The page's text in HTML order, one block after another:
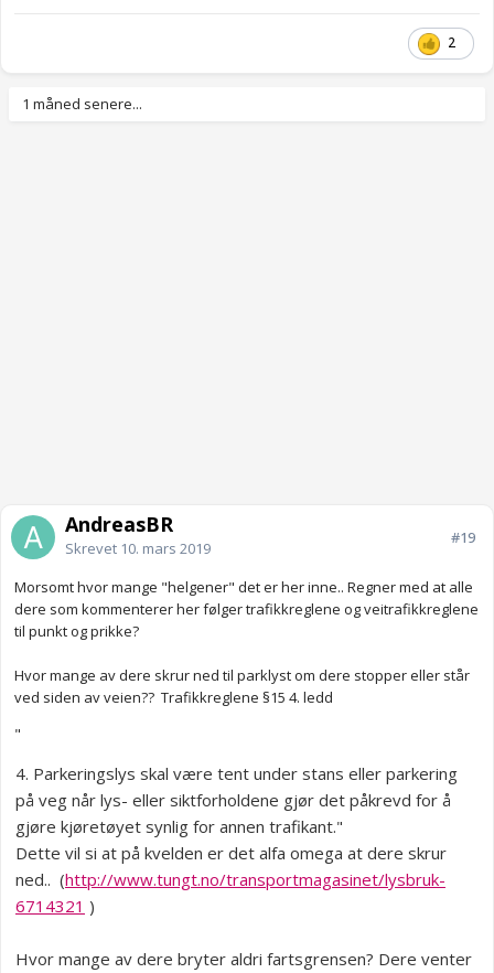
2
1 måned senere...
AndreasBR
Skrevet 10. mars 2019
#19
Morsomt hvor mange "helgener" det er her inne.. Regner med at alle
dere som kommenterer her følger trafikkreglene og veitrafikkreglene
til punkt og prikke?
Hvor mange av dere skrur ned til parklyst om dere stopper eller står
ved siden av veien?? Trafikkreglene §15 4. ledd
"
4. Parkeringslys skal være tent under stans eller parkering
på veg når lys- eller siktforholdene gjør det påkrevd for å
gjøre kjøretøyet synlig for annen trafikant."
Dette vil si at på kvelden er det alfa omega at dere skrur
ned.. (http://www.tungt.no/transportmagasinet/lysbruk-
6714321 )
Hvor mange av dere bryter aldri fartsgrensen? Dere venter